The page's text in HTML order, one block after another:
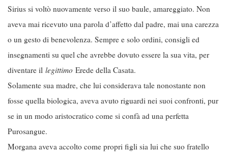
Sirius si voltò nuovamente verso il suo baule, amareggiato. Non
aveva mai ricevuto una parola d’affetto dal padre, mai una carezza
o un gesto di benevolenza. Sempre e solo ordini, consigli ed
insegnamenti su quel che avrebbe dovuto essere la sua vita, per
diventare il legittimo Erede della Casata.
Solamente sua madre, che lui considerava tale nonostante non
fosse quella biologica, aveva avuto riguardi nei suoi confronti, pur
se in un modo aristocratico come si confà ad una perfetta
Purosangue.
Morgana aveva accolto come propri figli sia lui che suo fratello